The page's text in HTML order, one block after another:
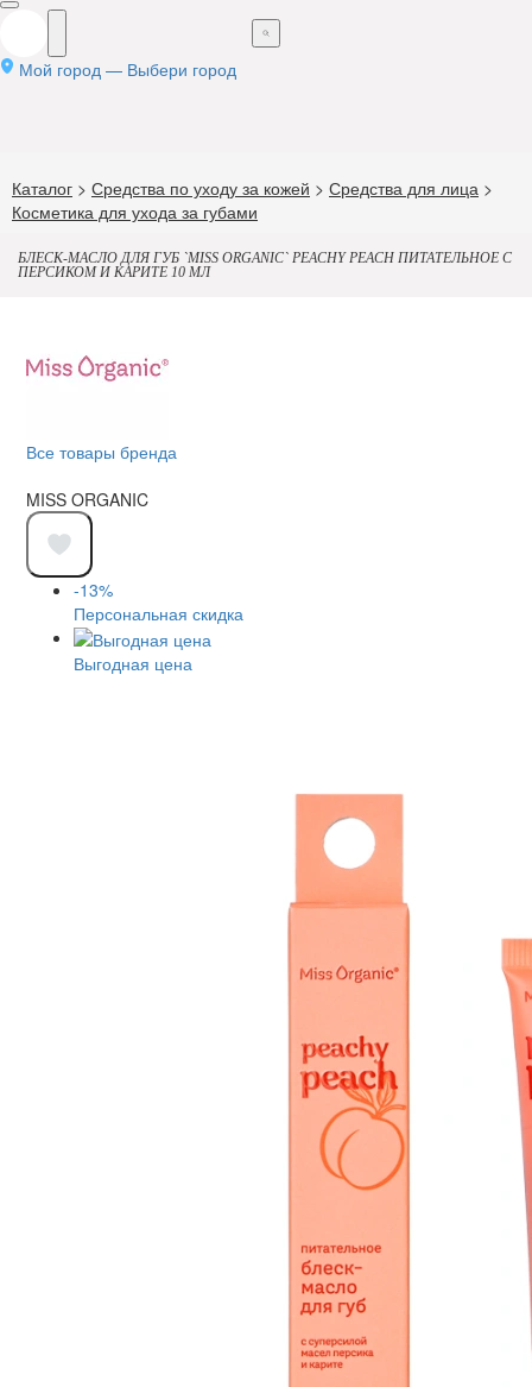
Мой город — Выбери город
Каталог > Средства по уходу за кожей > Средства для лица >
Косметика для ухода за губами
БЛЕСК-МАСЛО ДЛЯ ГУБ `MISS ORGANIC` PEACHY PEACH ПИТАТЕЛЬНОЕ С
ПЕРСИКОМ И КАРИТЕ 10 МЛ
Все товары бренда
MISS ORGANIC
-13%
Персональная скидка
Выгодная цена